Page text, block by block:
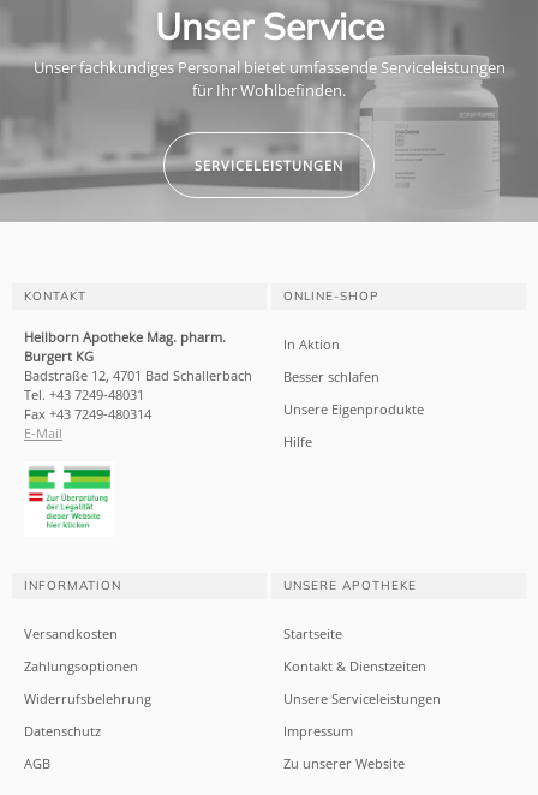
Unser Service
Unser fachkundiges Personal bietet umfassende Serviceleistungen
für Ihr Wohlbefinden.
SERVICELEISTUNGEN
KONTAKT
Heilborn Apotheke Mag. pharm.
Burgert KG
Badstraße 12, 4701 Bad Schallerbach
Tel. +43 7249-48031
Fax +43 7249-480314
E-Mail
ONLINE-SHOP
In Aktion
Besser schlafen
Unsere Eigenprodukte
Hilfe
INFORMATION
Versandkosten
Zahlungsoptionen
Widerrufsbelehrung
Datenschutz
AGB
UNSERE APOTHEKE
Startseite
Kontakt & Dienstzeiten
Unsere Serviceleistungen
Impressum
Zu unserer Website